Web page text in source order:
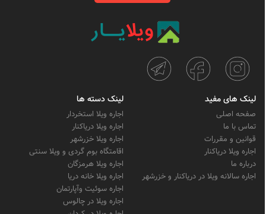
لینک های مفید
صفحه اصلی
تماس با ما
قوانین و مقررات
اجاره ویلا دریاکنار
درباره ما
اجاره سالانه ویلا در دریاکنار و خزرشهر
لینک دسته ها
اجاره ویلا استخردار
اجاره ویلا دریاکنار
اجاره ویلا خزرشهر
اقامتگاه بوم گردی و ویلا سنتی
اجاره ویلا هرمزگان
اجاره ویلا خانه دریا
اجاره سوئیت وآپارتمان
اجاره ویلا در چالوس